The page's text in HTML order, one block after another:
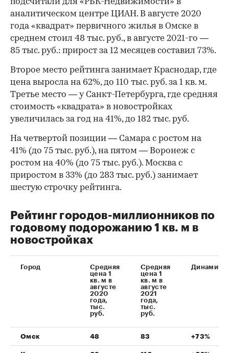
аналитическом центре ЦИАН. В августе 2020
года «квадрат» первичного жилья в Омске в
среднем стоил 48 тыс. руб., в августе 2021-го —
85 тыс. руб.: прирост за 12 месяцев составил 73%.
Второе место рейтинга занимает Краснодар, где
цена выросла на 62%, до 110 тыс. руб. за 1 кв. м.
Третье место — у Санкт-Петербурга, где средняя
стоимость «квадрата» в новостройках
увеличилась за год на 41%, до 182 тыс. руб.
На четвертой позиции — Самара с ростом на
41% (до 75 тыс. руб.), на пятом — Воронеж с
ростом на 40% (до 75 тыс. руб.). Москва с
приростом в 33% (до 283 тыс. руб.) занимает
шестую строчку рейтинга.
Рейтинг городов-миллионников по
годовому подорожанию 1 кв. м в
новостройках
Город
Средняя
цена 1
кв. м в
августе
2020
года,
тыс.
руб.
Средняя
цена 1
кв. м в
августе
2021
года,
тыс.
руб.
Динамика
Омск 48 83 +73%